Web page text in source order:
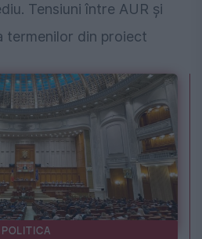
Tensiuni între AUR și
termenilor din proiect
POLITICA